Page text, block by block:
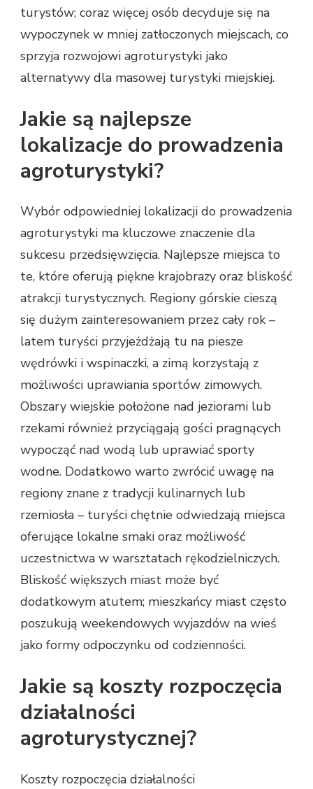
turystów; coraz więcej osób decyduje się na
wypoczynek w mniej zatłoczonych miejscach, co
sprzyja rozwojowi agroturystyki jako
alternatywy dla masowej turystyki miejskiej.
Jakie są najlepsze
lokalizacje do prowadzenia
agroturystyki?
Wybór odpowiedniej lokalizacji do prowadzenia
agroturystyki ma kluczowe znaczenie dla
sukcesu przedsięwzięcia. Najlepsze miejsca to
te, które oferują piękne krajobrazy oraz bliskość
atrakcji turystycznych. Regiony górskie cieszą
się dużym zainteresowaniem przez cały rok –
latem turyści przyjeżdżają tu na piesze
wędrówki i wspinaczki, a zimą korzystają z
możliwości uprawiania sportów zimowych.
Obszary wiejskie położone nad jeziorami lub
rzekami również przyciągają gości pragnących
wypocząć nad wodą lub uprawiać sporty
wodne. Dodatkowo warto zwrócić uwagę na
regiony znane z tradycji kulinarnych lub
rzemiosła – turyści chętnie odwiedzają miejsca
oferujące lokalne smaki oraz możliwość
uczestnictwa w warsztatach rękodzielniczych.
Bliskość większych miast może być
dodatkowym atutem; mieszkańcy miast często
poszukują weekendowych wyjazdów na wieś
jako formy odpoczynku od codzienności.
Jakie są koszty rozpoczęcia
działalności
agroturystycznej?
Koszty rozpoczęcia działalności